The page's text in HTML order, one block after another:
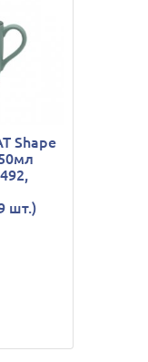
Shape
шт.)